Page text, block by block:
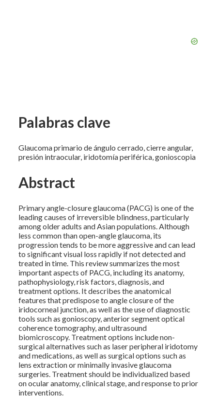
Palabras clave
Glaucoma primario de ángulo cerrado, cierre angular,
presión intraocular, iridotomía periférica, gonioscopia
Abstract
Primary angle-closure glaucoma (PACG) is one of the
leading causes of irreversible blindness, particularly
among older adults and Asian populations. Although
less common than open-angle glaucoma, its
progression tends to be more aggressive and can lead
to significant visual loss rapidly if not detected and
treated in time. This review summarizes the most
important aspects of PACG, including its anatomy,
pathophysiology, risk factors, diagnosis, and
treatment options. It describes the anatomical
features that predispose to angle closure of the
iridocorneal junction, as well as the use of diagnostic
tools such as gonioscopy, anterior segment optical
coherence tomography, and ultrasound
biomicroscopy. Treatment options include non-
surgical alternatives such as laser peripheral iridotomy
and medications, as well as surgical options such as
lens extraction or minimally invasive glaucoma
surgeries. Treatment should be individualized based
on ocular anatomy, clinical stage, and response to prior
interventions.